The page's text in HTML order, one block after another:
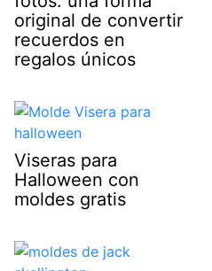
original de convertir
recuerdos en
regalos únicos
Viseras para
Halloween con
moldes gratis